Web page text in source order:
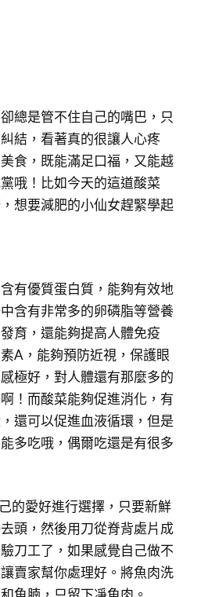
總是管不住自己的嘴巴，只
結，看著真的很讓人心疼
食，既能滿足口福，又能越
哦！比如今天的這道酸菜
想要減肥的小仙女趕緊學起
有優質蛋白質，能夠有效地
含有非常多的卵磷脂等營養
育，還能夠提高人體免疫
A，能夠預防近視，保護眼
極好，對人體還有那麼多的
！而酸菜能夠促進消化，有
還可以促進血液循環，但是
多吃哦，偶爾吃還是有很多
的愛好進行選擇，只要新鮮
頭，然後用刀從脊背處片成
刀工了，如果感覺自己做不
賣家幫你處理好。將魚肉洗